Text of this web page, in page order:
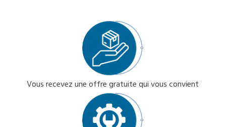
Vous recevez une offre gratuite qui vous convient